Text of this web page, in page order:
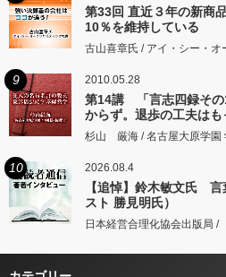
第33回 直近３年の新商
10％を維持している
古山喜章氏 / アイ・シー・
9 2010.05.28
第14講 「言志四録その
からず。退歩の工夫はも
杉山 厳海 / 名古屋大原学園
10 2026.08.4
【追悼】鈴木敏文氏 言
スト 勝見明氏）
日本経営合理化協会出版局 /